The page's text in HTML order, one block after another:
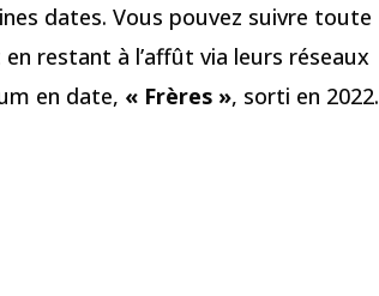
dates. Vous pouvez suivre toute
en restant à l’affût via leurs réseaux
en date, « Frères », sorti en 2022.